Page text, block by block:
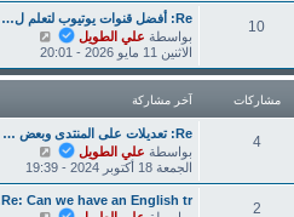
ةش
ا
ر
ك
د
م
ك
10
Re: أفضل قنوات يوتيوب لتعلم ل…
بواسطة علي الطويل
ه
د
ر
ش
ا
ر
ك
الاثنين 11 مايو 2026 - 20:01
مشاركات آخر مشاركة
4
Re: تعديلات على المنتدى وبعض …
بواسطة علي الطويل
ا
ه
د
الجمعة 18 أكتوبر 2024 - 19:39
2
Re: Can we have an English tr…